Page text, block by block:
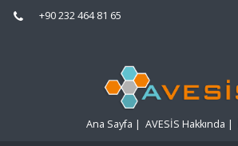
+90 232 464 81 65
Ana Sayfa | AVESİS Hakkında |